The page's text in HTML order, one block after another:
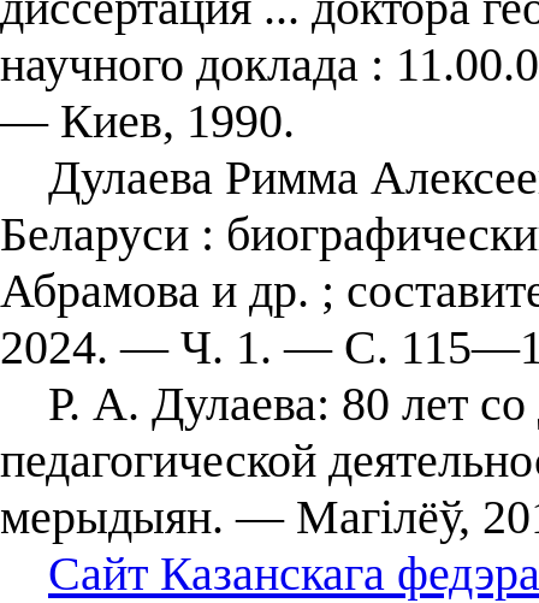
научного доклада :
— Киев, 1990.
Дулаева Римма
Беларуси :
Абрамова и др. ;
2024. — Ч. 1. — С.
Р. А. Дулаева: 80 лет со
педагогической
мерыдыян. — Магілёў,
Сайт Казанскага